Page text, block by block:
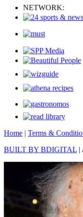
NETWORK:
Home | Terms &
BUILT BY BDIGITAL |